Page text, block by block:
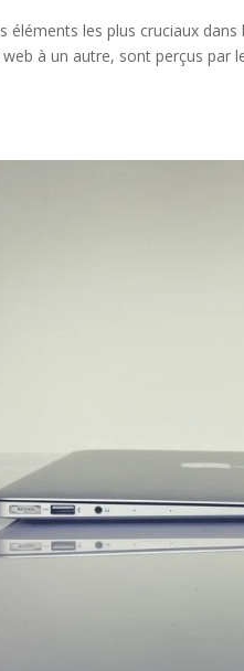
éléments les plus cruciaux
à un autre, sont perçus